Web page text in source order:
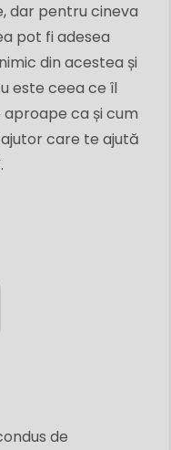
dar pentru cineva
pot fi adesea
din acestea și
este ceea ce îl
aproape ca și cum
care te ajută
de